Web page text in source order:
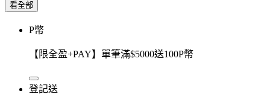
看全部
P幣
【限全盈+PAY】單筆滿$5000送100P幣
登記送